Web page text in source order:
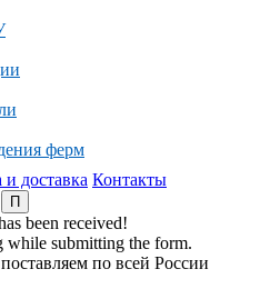
ферм
доставка Контакты
been received!
while submitting the form.
по всей России